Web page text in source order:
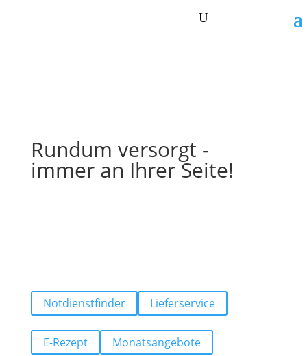
Rundum versorgt -
immer an Ihrer Seite!
Notdienstfinder Lieferservice
E-Rezept Monatsangebote